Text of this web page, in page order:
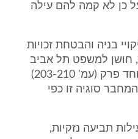
כן לא קמה להם עילה
בניה והבטחת זכויות
חושן למשפט תל אביב
תשנ"ז-1977 (להלן - ורדי), יוחד פרק (עמ' 203-210)
סוגיה זו כפי
תביעה נזקיות,